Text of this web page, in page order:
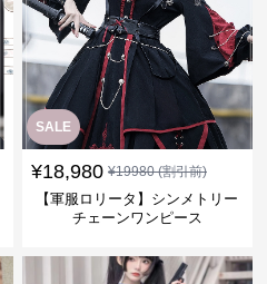
SALE
¥18,980 ¥19980(割引前)
【軍服ロリータ】シンメトリー
チェーンワンピース